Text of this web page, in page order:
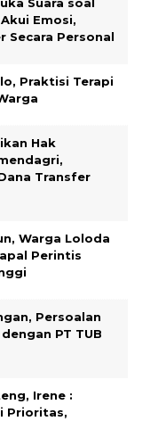
Suara soal
Emosi,
Secara Personal
Praktisi Terapi
Hak
Transfer
Warga Loloda
Perintis
Persoalan
PT TUB
Irene :
Prioritas,